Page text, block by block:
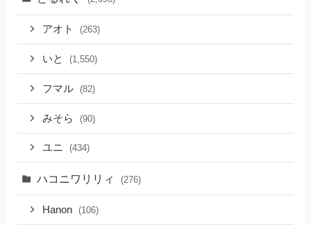
アオト (263)
いと (1,550)
フマル (82)
みそら (90)
ユニ (434)
ハコニワリリィ (276)
Hanon (106)